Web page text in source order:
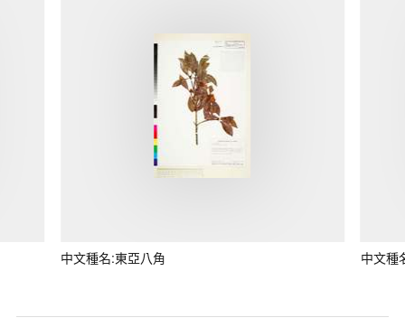
中文種名:東亞八角 中文種